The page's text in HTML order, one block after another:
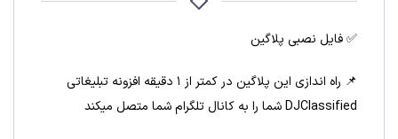
✅ فایل نصبی پلاگین
📌 راه اندازی این پلاگین در کمتر از ۱ دقیقه افزونه تبلیغاتی
DJClassified شما را به کانال تلگرام شما متصل میکند